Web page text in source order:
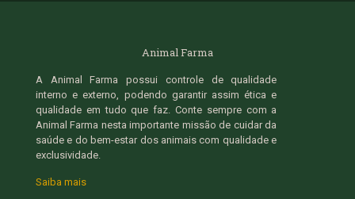
Animal Farma
A Animal Farma possui controle de qualidade
interno e externo, podendo garantir assim ética e
qualidade em tudo que faz. Conte sempre com a
Animal Farma nesta importante missão de cuidar da
saúde e do bem-estar dos animais com qualidade e
exclusividade.
Saiba mais